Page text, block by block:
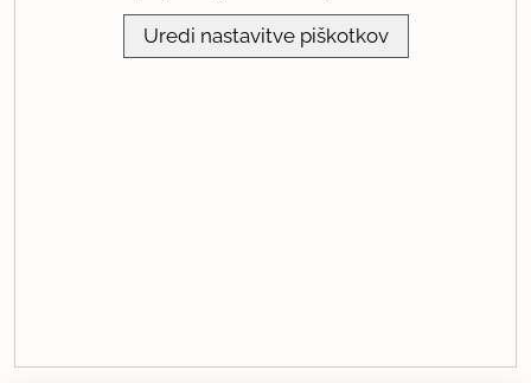
Uredi nastavitve piškotkov